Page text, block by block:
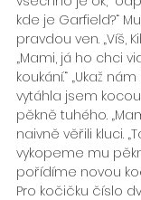
kde je Garfield?“
pravdou ven. „Víš,
„Mami, já ho chci
koukání.“ „Ukaž
vytáhla jsem
pěkně tuhého.
naivně věřili kluci.
vykopeme mu
pořídíme novou
Pro kočičku číslo